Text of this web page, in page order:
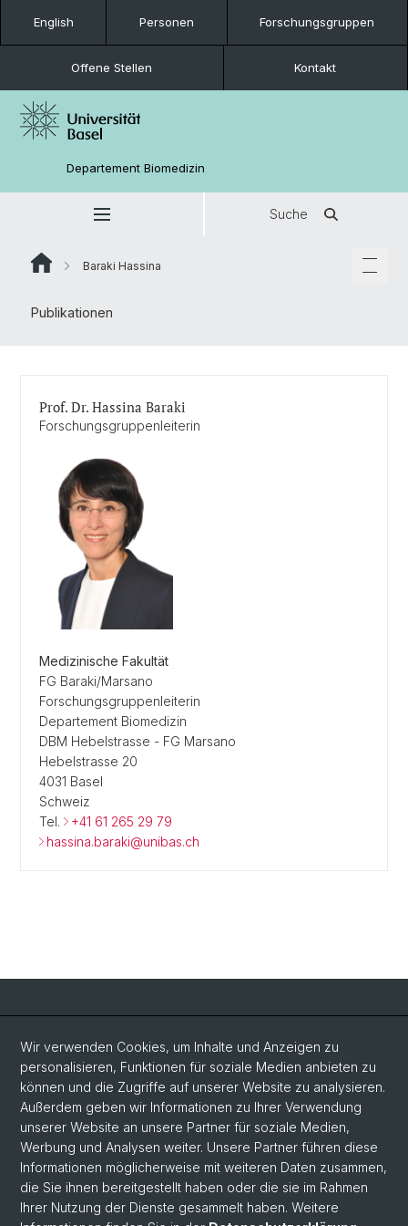
English Personen Forschungsgruppen
Offene Stellen Kontakt
Departement Biomedizin
Suche
Baraki Hassina
Publikationen
Prof. Dr. Hassina Baraki
Forschungsgruppenleiterin
Medizinische Fakultät
FG Baraki/Marsano
Forschungsgruppenleiterin
Departement Biomedizin
DBM Hebelstrasse - FG Marsano
Hebelstrasse 20
4031 Basel
Schweiz
Tel.
+41 61 265 29 79
hassina.baraki@unibas.ch
Social Media
LinkedIn
Bluesky
Vimeo
Wir verwenden Cookies, um Inhalte und Anzeigen zu
personalisieren, Funktionen für soziale Medien anbieten zu
können und die Zugriffe auf unserer Website zu analysieren.
Außerdem geben wir Informationen zu Ihrer Verwendung
unserer Website an unsere Partner für soziale Medien,
Werbung und Analysen weiter. Unsere Partner führen diese
Informationen möglicherweise mit weiteren Daten zusammen,
die Sie ihnen bereitgestellt haben oder die sie im Rahmen
Ihrer Nutzung der Dienste gesammelt haben. Weitere